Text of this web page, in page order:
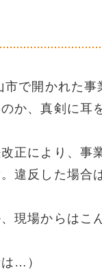
で開かれた事
か、真剣に耳
正により、
違反した場合
現場からはこ
…）